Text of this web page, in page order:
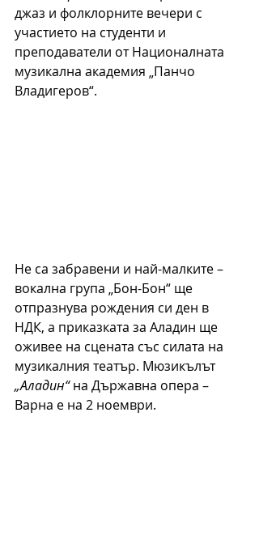
джаз и фолклорните вечери с
участието на студенти и
преподаватели от Националната
музикална академия „Панчо
Владигеров“.
Не са забравени и най-малките –
вокална група „Бон-Бон“ ще
отпразнува рождения си ден в
НДК, а приказката за Аладин ще
оживее на сцената със силата на
музикалния театър. Мюзикълът
„Аладин“ на Държавна опера –
Варна е на 2 ноември.